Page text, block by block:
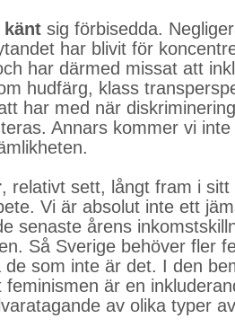
känt sig förbisedda.
har blivit för
har därmed missat att
hudfärg, klass
har med när
Annars kommer vi
, relativt sett, långt fram i sitt
Vi är absolut inte ett
senaste årens
Så Sverige behöver fler
som inte är det. I den
är en
av olika typer